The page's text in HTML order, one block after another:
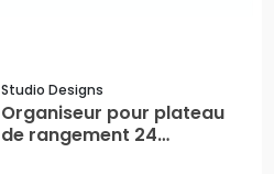
Studio Designs
Organiseur pour plateau
de rangement 24